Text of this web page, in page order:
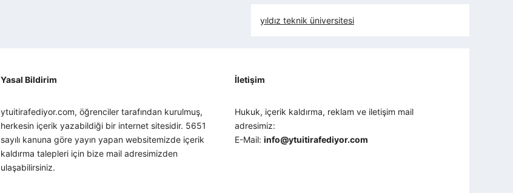
yıldız teknik üniversitesi
Yasal Bildirim
ytuitirafediyor.com, öğrenciler tarafından kurulmuş,
herkesin içerik yazabildiği bir internet sitesidir. 5651
sayılı kanuna göre yayın yapan websitemizde içerik
kaldırma talepleri için bize mail adresimizden
ulaşabilirsiniz.
İletişim
Hukuk, içerik kaldırma, reklam ve iletişim mail
adresimiz:
E-Mail:info@ytuitirafediyor.com